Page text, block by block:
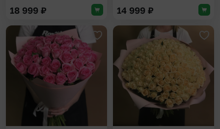
18 999 ₽ 14 999 ₽
Добавить в избранное